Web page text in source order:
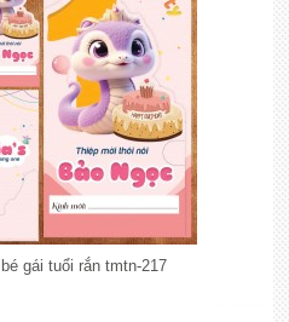
gái tuổi rắn tmtn-217